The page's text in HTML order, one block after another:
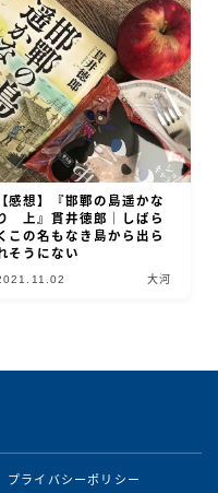
【感想】『邯鄲の島遥かな
上』貫井徳郎｜しばら
この名もなき島から出ら
そうにない
大河
プライバシーポリシー